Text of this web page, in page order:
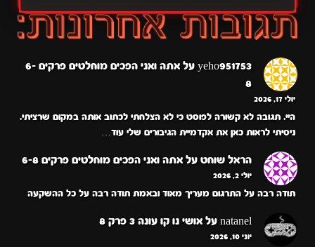
yeho951753 על
אתה ואני הפכים מוחלטים פרקים 6-
8
יולי 17, 2026
היי. תגובה לא קשורה לפוסט כי לא הצלחתי לכתוב אותה במקום שרציתי.
ניסיתי לראות כאן את אקדמיית הגיבורים שלי עוד…
הראל שוחט על אתה ואני הפכים מוחלטים פרקים 6-8
יולי 2, 2026
תודה רבה על התרגום מעריך מאוד ובאמת תודה רבה על כל ההשקעה
natanel על אושי נו קו עונה 3 פרק 8
יוני 10, 2026